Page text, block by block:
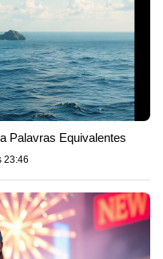
Palavras Equivalentes
23:46